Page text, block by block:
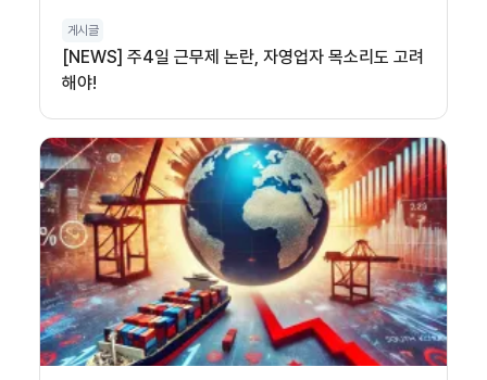
게시글
[NEWS] 주4일 근무제 논란, 자영업자 목소리도 고려
해야!